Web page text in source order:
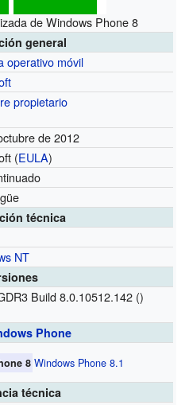
de Windows Phone 8
general
operativo móvil
propietario
de 2012
(EULA)
técnica
NT
Build 8.0.10512.142 ()
Phone
8 Windows Phone 8.1
técnica